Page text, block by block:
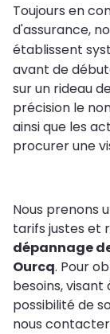
Toujours en
d'assurance,
établissent
avant de
sur un rideau
précision le
ainsi que les
procurer une
Nous prenons
tarifs justes et
dépannage
Ourcq. Pour
besoins, visant
possibilité de
nous